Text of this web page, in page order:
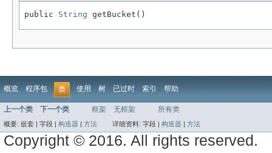
public String getBucket()
概览 程序包 类 使用 树 已过时 索引 帮助
上一个类 下一个类 框架 无框架 所有类
概要: 嵌套 | 字段 | 构造器 方法 详细资料: 字段 | 构造器 方法
Copyright © 2016. All rights reserved.